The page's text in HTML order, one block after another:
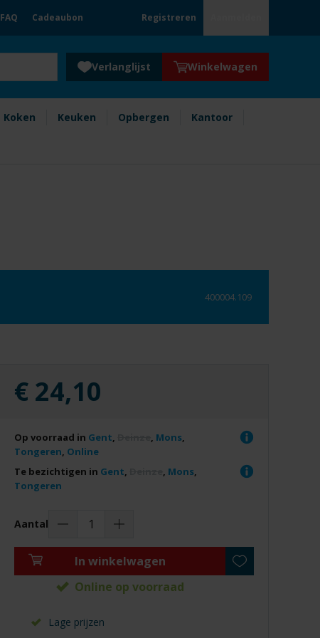
FAQ Cadeaubon Registreren
Verlanglijst Winkelwagen
Koken Keuken Opbergen
Kantoor
400004.109
€ 24,10
Op voorraad in Gent, , Mons,
Tongeren, Online
Te bezichtigen in Gent, , Mons,
Tongeren
Aantal
In winkelwagen
Online op voorraad
Lage prijzen